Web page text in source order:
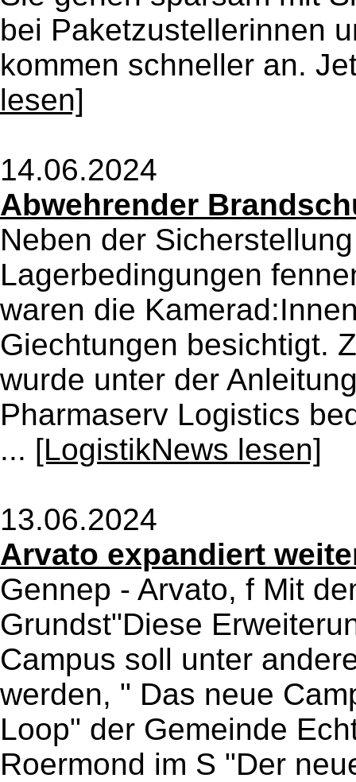
bei Paketzustellerinnen
kommen schneller an.
lesen]
14.06.2024
Abwehrender
Neben der
Lagerbedingungen
waren die
Giechtungen besichtigt.
wurde unter der
Pharmaserv Logistics
... [LogistikNews lesen]
13.06.2024
Arvato expandiert
Gennep - Arvato, f Mit
Grundst"Diese
Campus soll unter
werden, " Das neue
Loop" der Gemeinde
Roermond im S "Der